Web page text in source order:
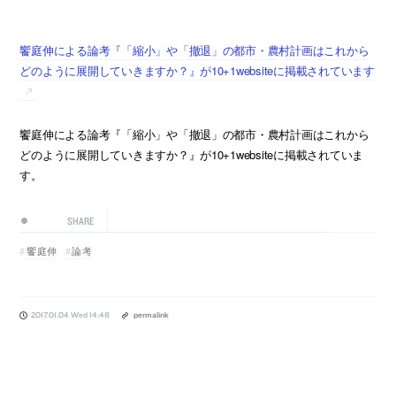
饗庭伸による論考『「縮小」や「撤退」の都市・農村計画はこれから
どのように展開していきますか？』が10+1websiteに掲載されています
饗庭伸による論考『「縮小」や「撤退」の都市・農村計画はこれから
どのように展開していきますか？』が10+1websiteに掲載されていま
す。
SHARE
饗庭伸 論考
2017.01.04 Wed 14:48 permalink